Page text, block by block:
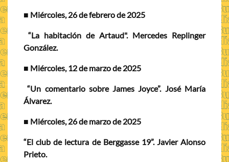
■ Miércoles, 26 de febrero de 2025
“La habitación de Artaud". Mercedes Replinger
González.
■ Miércoles, 12 de marzo de 2025
“Un comentario sobre James Joyce”. José María
Álvarez.
■ Miércoles, 26 de marzo de 2025
“El club de lectura de Berggasse 19”. Javier Alonso
Prieto.